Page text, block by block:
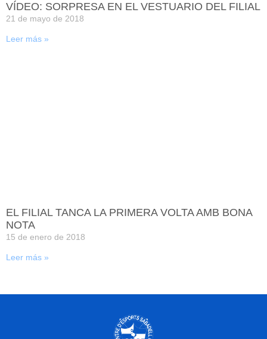
VÍDEO: SORPRESA EN EL VESTUARIO DEL FILIAL
21 de mayo de 2018
Leer más »
EL FILIAL TANCA LA PRIMERA VOLTA AMB BONA
NOTA
15 de enero de 2018
Leer más »